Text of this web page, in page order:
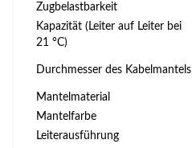
Zugbelastbarkeit
Kapazität (Leiter auf Leiter bei
21 °C)
Durchmesser des Kabelmantels
Mantelmaterial
Mantelfarbe
Leiterausführung